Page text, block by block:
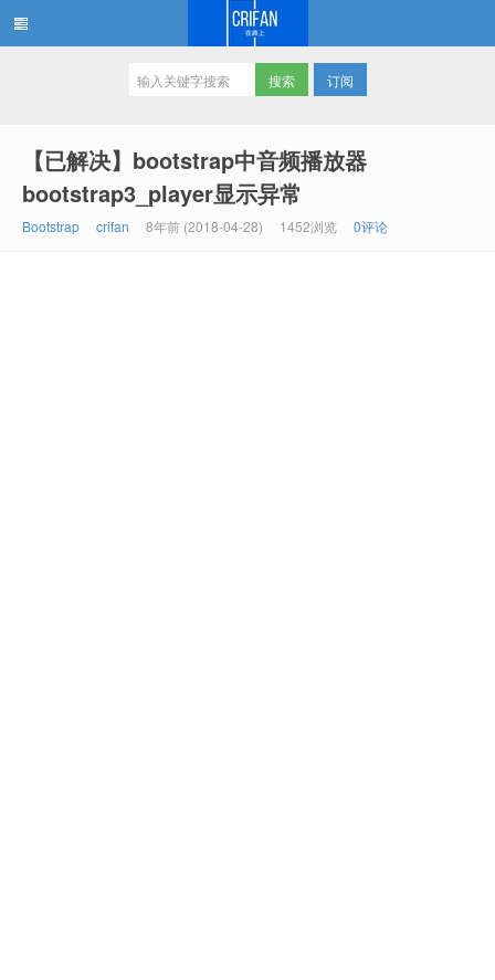
订阅
【已解决】bootstrap中音频播放器
bootstrap3_player显示异常
Bootstrap crifan 8年前 (2018-04-28) 1452浏览 0评论